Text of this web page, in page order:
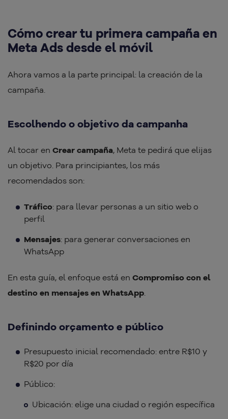
Cómo crear tu primera campaña en
Meta Ads desde el móvil
Ahora vamos a la parte principal: la creación de la
campaña.
Escolhendo o objetivo da campanha
Al tocar en Crear campaña, Meta te pedirá que elijas
un objetivo. Para principiantes, los más
recomendados son:
Tráfico: para llevar personas a un sitio web o
perfil
Mensajes: para generar conversaciones en
WhatsApp
En esta guía, el enfoque está en Compromiso con el
destino en mensajes en WhatsApp.
Definindo orçamento e público
Presupuesto inicial recomendado: entre R$10 y
R$20 por día
Público:
Ubicación: elige una ciudad o región específica